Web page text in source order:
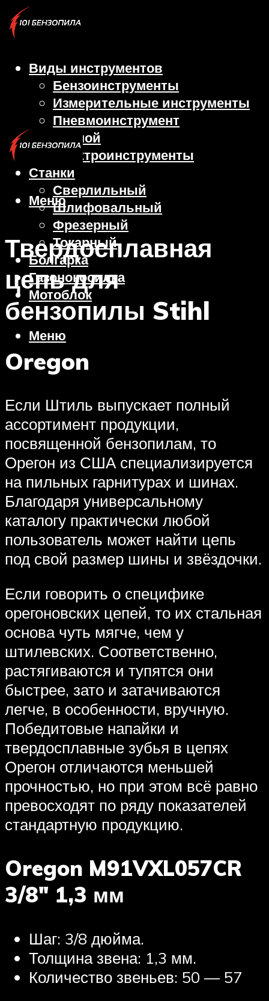
Виды инструментов
Бензоинструменты
Измерительные инструменты
Пневмоинструмент
Ручной
Электроинструменты
Станки
Сверлильный
Шлифовальный
Фрезерный
Токарный
Болгарка
Газонокосилка
Мотоблок
Меню
Меню
Твердосплавная
цепь для
бензопилы Stihl
Oregon
Если Штиль выпускает полный
ассортимент продукции,
посвященной бензопилам, то
Орегон из США специализируется
на пильных гарнитурах и шинах.
Благодаря универсальному
каталогу практически любой
пользователь может найти цепь
под свой размер шины и звёздочки.
Если говорить о специфике
орегоновских цепей, то их стальная
основа чуть мягче, чем у
штилевских. Соответственно,
растягиваются и тупятся они
быстрее, зато и затачиваются
легче, в особенности, вручную.
Победитовые напайки и
твердосплавные зубья в цепях
Орегон отличаются меньшей
прочностью, но при этом всё равно
превосходят по ряду показателей
стандартную продукцию.
Oregon M91VXL057CR
3/8″ 1,3 мм
Шаг: 3/8 дюйма.
Толщина звена: 1,3 мм.
Количество звеньев: 50 — 57